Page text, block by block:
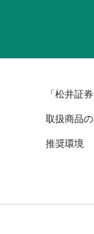
「松井証
取扱商品
推奨環境